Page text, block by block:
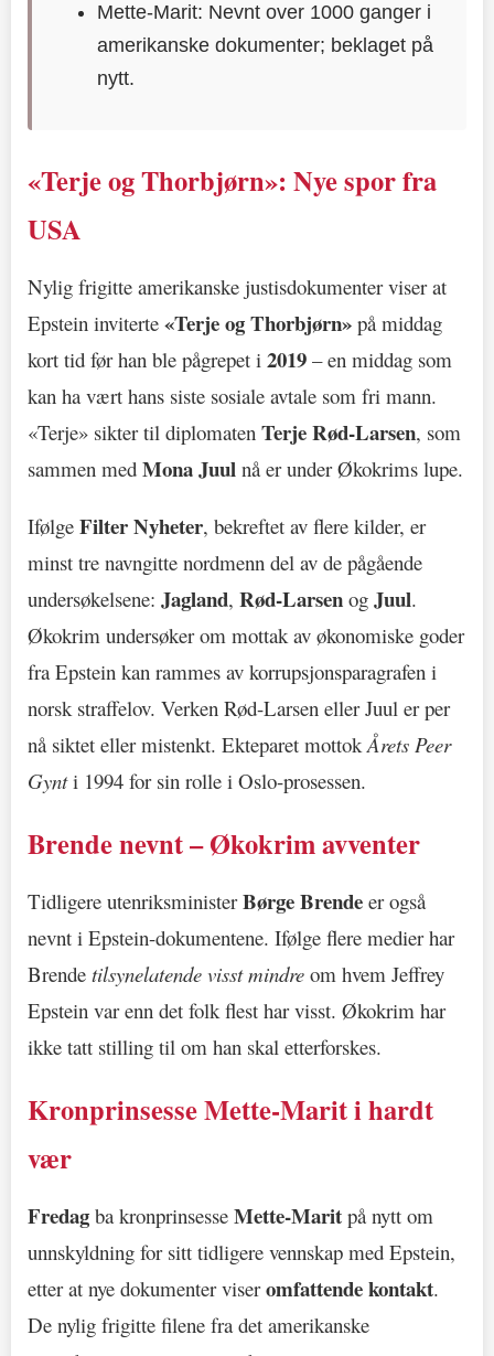
Mette-Marit: Nevnt over 1000 ganger i
amerikanske dokumenter; beklaget på
nytt.
«Terje og Thorbjørn»: Nye spor fra
USA
Nylig frigitte amerikanske justisdokumenter viser at
Epstein inviterte «Terje og Thorbjørn» på middag
kort tid før han ble pågrepet i 2019 – en middag som
kan ha vært hans siste sosiale avtale som fri mann.
«Terje» sikter til diplomaten Terje Rød-Larsen, som
sammen med Mona Juul nå er under Økokrims lupe.
Ifølge Filter Nyheter, bekreftet av flere kilder, er
minst tre navngitte nordmenn del av de pågående
undersøkelsene: Jagland, Rød-Larsen og Juul.
Økokrim undersøker om mottak av økonomiske goder
fra Epstein kan rammes av korrupsjonsparagrafen i
norsk straffelov. Verken Rød-Larsen eller Juul er per
nå siktet eller mistenkt. Ekteparet mottokÅrets Peer
Gynti 1994 for sin rolle i Oslo-prosessen.
Brende nevnt – Økokrim avventer
Tidligere utenriksministerBørge Brende er også
nevnt i Epstein-dokumentene. Ifølge flere medier har
Brende tilsynelatende visst mindre om hvem Jeffrey
Epstein var enn det folk flest har visst. Økokrim har
ikke tatt stilling til om han skal etterforskes.
Kronprinsesse Mette-Marit i hardt
vær
Fredag ba kronprinsesse Mette-Marit på nytt om
unnskyldning for sitt tidligere vennskap med Epstein,
etter at nye dokumenter viseromfattende kontakt.
De nylig frigitte filene fra det amerikanske